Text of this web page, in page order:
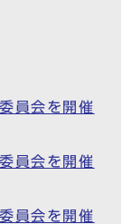
員会を開催
員会を開催
員会を開催